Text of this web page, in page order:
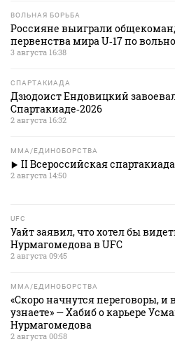
ВОЛЬНАЯ БОРЬБА
Россияне выиграли
первенства мира U‑17 по
3 августа 16:38
СПАРТАКИАДА
Дзюдоист Ендовицкий
Спартакиаде‑2026
2 августа 16:32
MMA/ЕДИНОБОРСТВА
II Всероссийская
2 августа 14:50
UFC
Уайт заявил, что хотел бы
Нурмагомедова в UFC
2 августа 09:45
MMA/ЕДИНОБОРСТВА
«Скоро начнутся переговоры, и
узнаете» — Хабиб о карьере
Нурмагомедова
2 августа 00:58